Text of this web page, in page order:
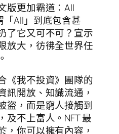
版更加霸道：All
All」到底包含甚
了它又可不可？宣示
放大，彷彿全世界任
《我不投資》團隊的
訊開放、知識流通，
盜，而是窮人接觸到
及不上富人。NFT 最
，你可以擁有內容，